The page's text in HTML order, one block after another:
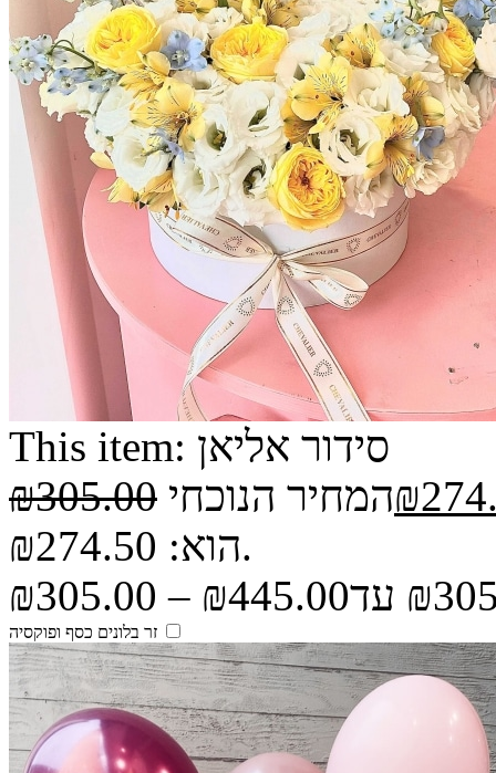
This item: סידור אליאן
₪305.00 ₪המחיר הנוכחי
הוא: ₪274.50.
₪305.00 – ₪445.00
זר בלונים כסף ופוקסיה